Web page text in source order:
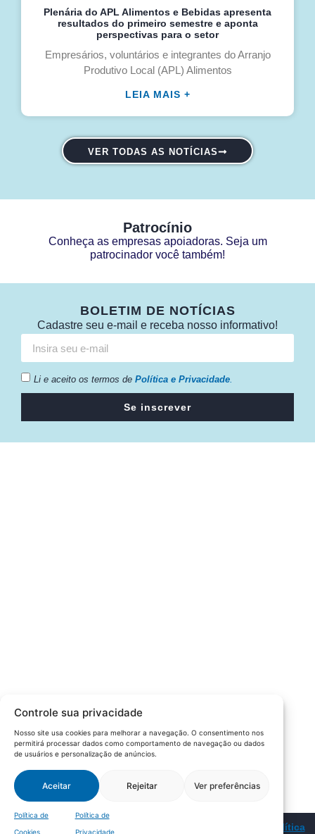
Controle sua privacidade
Nosso site usa cookies para melhorar a navegação. O consentimento nos
permitirá processar dados como comportamento de navegação ou dados
de usuários e personalização de anúncios.
Aceitar Rejeitar Ver preferências
Política de
Cookies
Política de
Privacidade
Plenária do APL Alimentos e Bebidas apresenta
resultados do primeiro semestre e aponta
perspectivas para o setor
Empresários, voluntários e integrantes do Arranjo
Produtivo Local (APL) Alimentos
LEIA MAIS +
VER TODAS AS NOTÍCIAS
Patrocínio
Conheça as empresas apoiadoras. Seja um
patrocinador você também!
BOLETIM DE NOTÍCIAS
Cadastre seu e-mail e receba nosso informativo!
Li e aceito os termos de Política e Privacidade.
Se inscrever
Rua Silva Jardim, 96 Lajeado, Rio Grande do Sul –
Redes Sociais:
© 2022 – CIC Vale do Taquari | Política